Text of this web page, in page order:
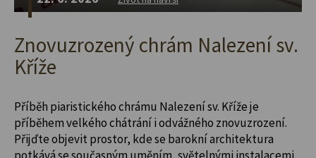
Znovuzrozený chrám Nalezení sv.
Kříže
Příběh piaristického chrámu Nalezení sv. Kříže je
příběhem velkého chátrání i odvážného znovuzrození.
Přijďte objevit prostor, kde se barokní architektura